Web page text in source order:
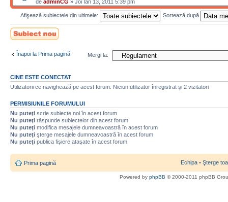
de adminCG » Joi Ian 13, 2011 5:39 pm
Afişează subiectele din ultimele: Sortează după
Scrie un subiect
nou
Înapoi la Prima pagină Mergi la:
CINE ESTE CONECTAT
Utilizatorii ce navighează pe acest forum: Niciun utilizator înregistrat şi 2 vizitatori
PERMISIUNILE FORUMULUI
Nu puteţi scrie subiecte noi în acest forum
Nu puteţi răspunde subiectelor din acest forum
Nu puteţi modifica mesajele dumneavoastră în acest forum
Nu puteţi şterge mesajele dumneavoastră în acest forum
Nu puteţi publica fişiere ataşate în acest forum
Prima pagină Echipa • Şterge
Powered by phpBB © 2000-2011 phpBB